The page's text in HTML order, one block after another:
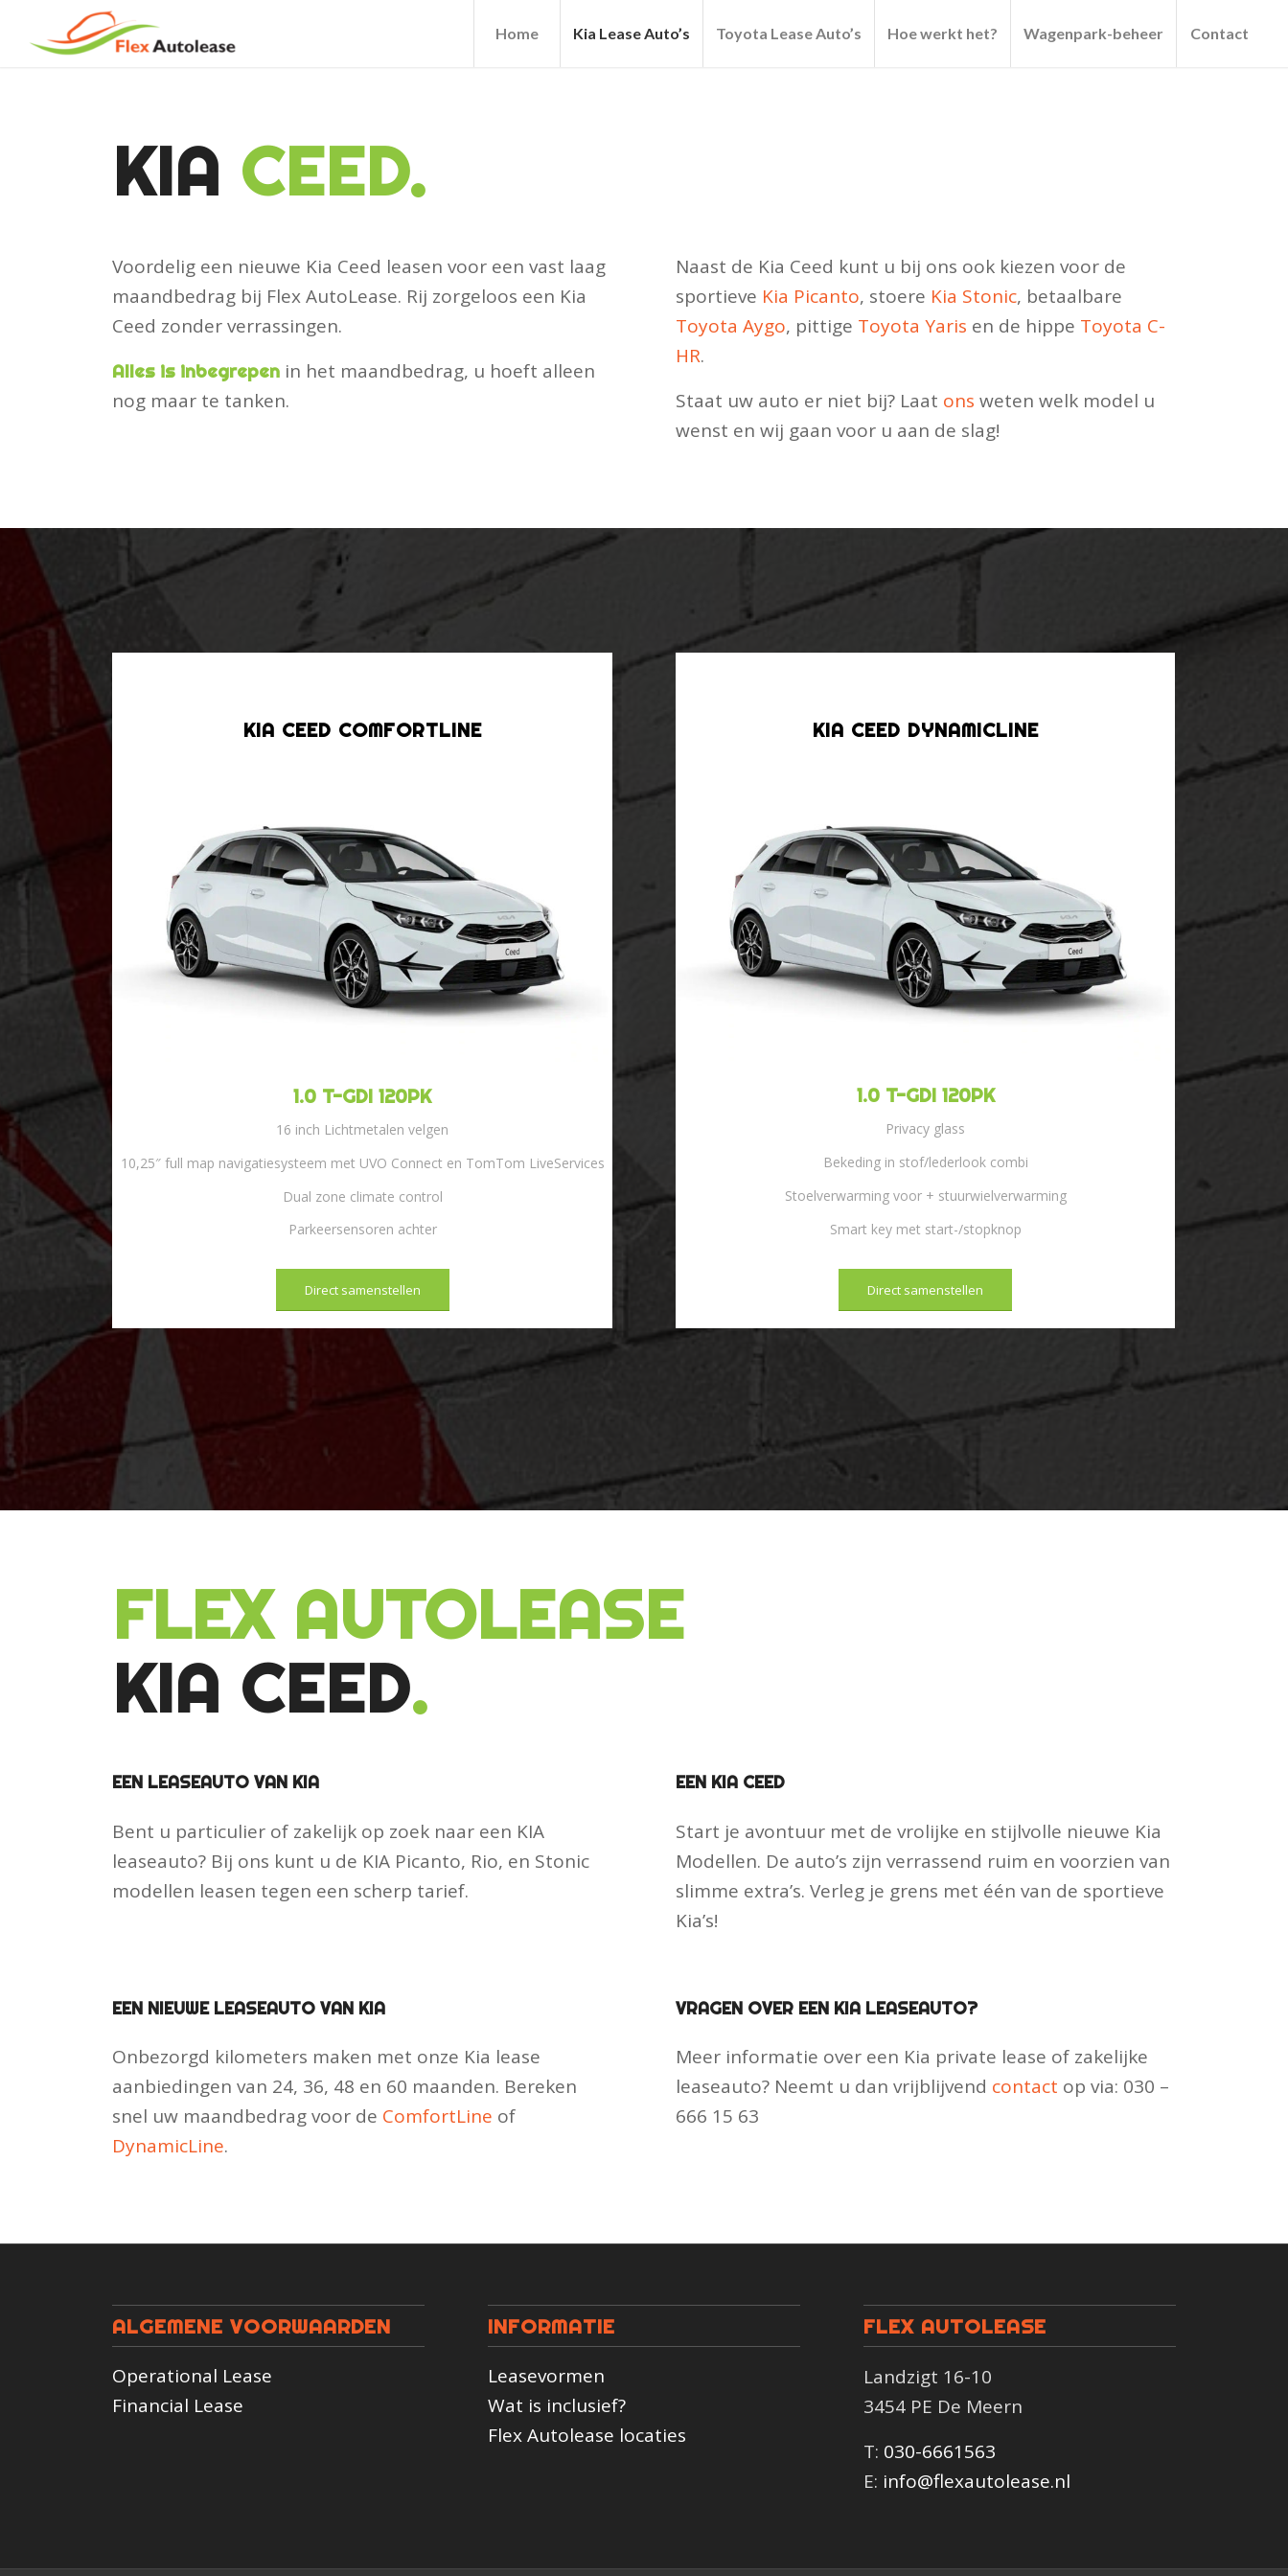
Home Kia Lease Auto’s Toyota Lease Auto’s Hoe werkt het? Wagenpark-beheer Contact
KIA CEED.
Voordelig een nieuwe Kia Ceed leasen voor een vast laag
maandbedrag bij Flex AutoLease. Rij zorgeloos een Kia
Ceed zonder verrassingen.
Alles is inbegrepen in het maandbedrag, u hoeft alleen
nog maar te tanken.
Naast de Kia Ceed kunt u bij ons ook kiezen voor de
sportieve Kia Picanto, stoere Kia Stonic, betaalbare
Toyota Aygo, pittige Toyota Yaris en de hippe Toyota C-
HR.
Staat uw auto er niet bij? Laat ons weten welk model u
wenst en wij gaan voor u aan de slag!
KIA CEED COMFORTLINE
1.0 T-GDI 120PK
16 inch Lichtmetalen velgen
10,25″ full map navigatiesysteem met UVO Connect en TomTom LiveServices
Dual zone climate control
Parkeersensoren achter
Direct samenstellen
KIA CEED DYNAMICLINE
1.0 T-GDI 120PK
Privacy glass
Bekeding in stof/lederlook combi
Stoelverwarming voor + stuurwielverwarming
Smart key met start-/stopknop
Direct samenstellen
FLEX AUTOLEASE
KIA CEED.
EEN LEASEAUTO VAN KIA
Bent u particulier of zakelijk op zoek naar een KIA
leaseauto? Bij ons kunt u de KIA Picanto, Rio, en Stonic
modellen leasen tegen een scherp tarief.
EEN KIA CEED
Start je avontuur met de vrolijke en stijlvolle nieuwe Kia
Modellen. De auto’s zijn verrassend ruim en voorzien van
slimme extra’s. Verleg je grens met één van de sportieve
Kia’s!
EEN NIEUWE LEASEAUTO VAN KIA
Onbezorgd kilometers maken met onze Kia lease
aanbiedingen van 24, 36, 48 en 60 maanden. Bereken
snel uw maandbedrag voor de ComfortLine of
DynamicLine.
VRAGEN OVER EEN KIA LEASEAUTO?
Meer informatie over een Kia private lease of zakelijke
leaseauto? Neemt u dan vrijblijvend contact op via: 030 –
666 15 63
ALGEMENE VOORWAARDEN
Operational Lease
Financial Lease
INFORMATIE
Leasevormen
Wat is inclusief?
Flex Autolease locaties
FLEX AUTOLEASE
Landzigt 16-10
3454 PE De Meern
T: 030-6661563
E: info@flexautolease.nl